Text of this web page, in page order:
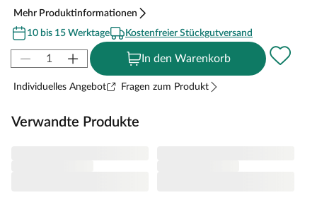
Mehr Produktinformationen
10 bis 15 Werktage
Kostenfreier Stückgutversand
In den Warenkorb
Individuelles Angebot Fragen zum Produkt
Verwandte Produkte